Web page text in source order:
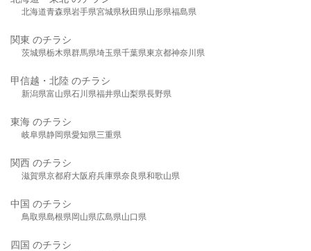
北海道青森県岩手県宮城県秋田県山形県福島県
関東 のチラシ
茨城県栃木県群馬県埼玉県千葉県東京都神奈川県
甲信越・北陸 のチラシ
新潟県富山県石川県福井県山梨県長野県
東海 のチラシ
岐阜県静岡県愛知県三重県
関西 のチラシ
滋賀県京都府大阪府兵庫県奈良県和歌山県
中国 のチラシ
鳥取県島根県岡山県広島県山口県
四国 のチラシ